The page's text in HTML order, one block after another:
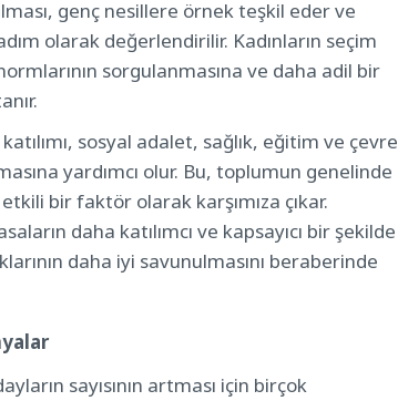
Önemi
Sonuçları
genç nesillere örnek teşkil eder ve
olarak değerlendirilir. Kadınların seçim
sorgulanmasına ve daha adil bir
sosyal adalet, sağlık, eğitim ve çevre
yardımcı olur. Bu, toplumun genelinde
bir faktör olarak karşımıza çıkar.
daha katılımcı ve kapsayıcı bir şekilde
daha iyi savunulmasını beraberinde
sayısının artması için birçok